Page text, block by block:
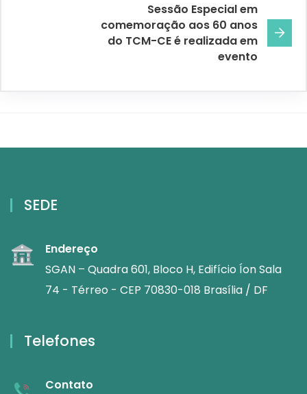
Sessão Especial em
comemoração aos 60 anos
do TCM-CE é realizada em
evento
SEDE
Endereço
SGAN – Quadra 601, Bloco H, Edifício Íon Sala
74 - Térreo - CEP 70830-018 Brasília / DF
Telefones
Contato